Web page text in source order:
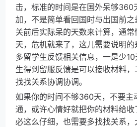
击，标准的时间是在国外呆够360
加，不是简单看回国时与出国前
关前后实际呆的天数来计算，通
天，危机就来了，这儿需要说明
多留学生反馈相关信息，一是少
生得到留服反馈是可以接收材料
找找关系协调协调。
如果你的时间不够360天，不要主
通，或许心情好就把你的材料给
必这么仔细，也需要多找找关系，